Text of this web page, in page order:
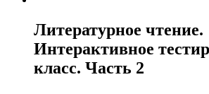
Литературное чтение.
Интерактивное
класс. Часть 2